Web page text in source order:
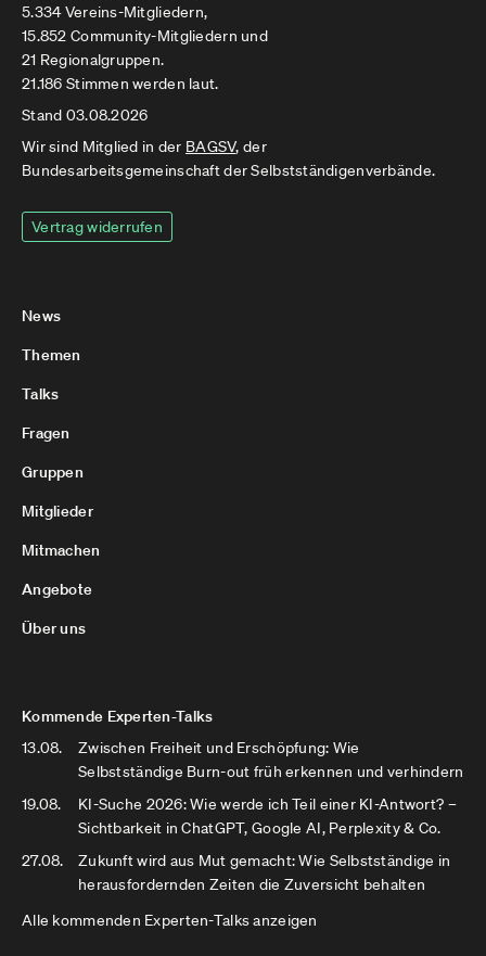
5.334 Vereins-Mitgliedern,
15.852 Community-Mitgliedern und
21 Regionalgruppen.
21.186 Stimmen werden laut.
Stand 03.08.2026
Wir sind Mitglied in der BAGSV, der
Bundesarbeitsgemeinschaft der Selbstständigenverbände.
Vertrag widerrufen
News
Themen
Talks
Fragen
Gruppen
Mitglieder
Mitmachen
Angebote
Über uns
Kommende Experten-Talks
13.08.
Zwischen Freiheit und Erschöpfung: Wie
Selbstständige Burn-out früh erkennen und verhindern
19.08.
KI-Suche 2026: Wie werde ich Teil einer KI-Antwort? –
Sichtbarkeit in ChatGPT, Google AI, Perplexity & Co.
27.08.
Zukunft wird aus Mut gemacht: Wie Selbstständige in
herausfordernden Zeiten die Zuversicht behalten
Alle kommenden Experten-Talks anzeigen